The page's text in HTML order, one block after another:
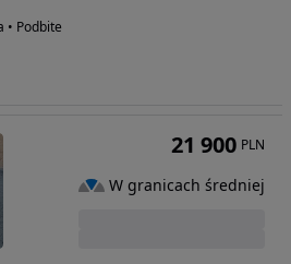
• Podbite
21 900 PLN
W granicach średniej